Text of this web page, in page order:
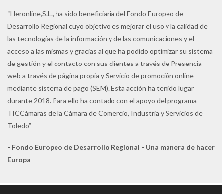
“Heronline,S.L., ha sido beneficiaria del Fondo Europeo de
Desarrollo Regional cuyo objetivo es mejorar el uso y la calidad de
las tecnologías de la información y de las comunicaciones y el
acceso a las mismas y gracias al que ha podido optimizar su sistema
de gestión y el contacto con sus clientes a través de Presencia
web a través de página propia y Servicio de promoción online
mediante sistema de pago (SEM). Esta acción ha tenido lugar
durante 2018. Para ello ha contado con el apoyo del programa
TICCámaras de la Cámara de Comercio, Industria y Servicios de
Toledo”
- Fondo Europeo de Desarrollo Regional - Una manera de hacer
Europa